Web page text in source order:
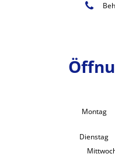
Montag
Dienstag